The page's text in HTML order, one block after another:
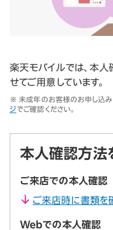
楽天モバイルでは、本
せてご用意しています。
※ 未成年のお客様のお申し込み
ジでご確認ください。
本人確認方法
ご来店での本人確認
ご来店時に書類を
Webでの本人確認